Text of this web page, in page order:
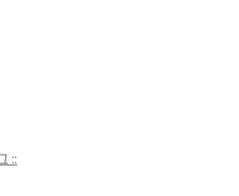
::